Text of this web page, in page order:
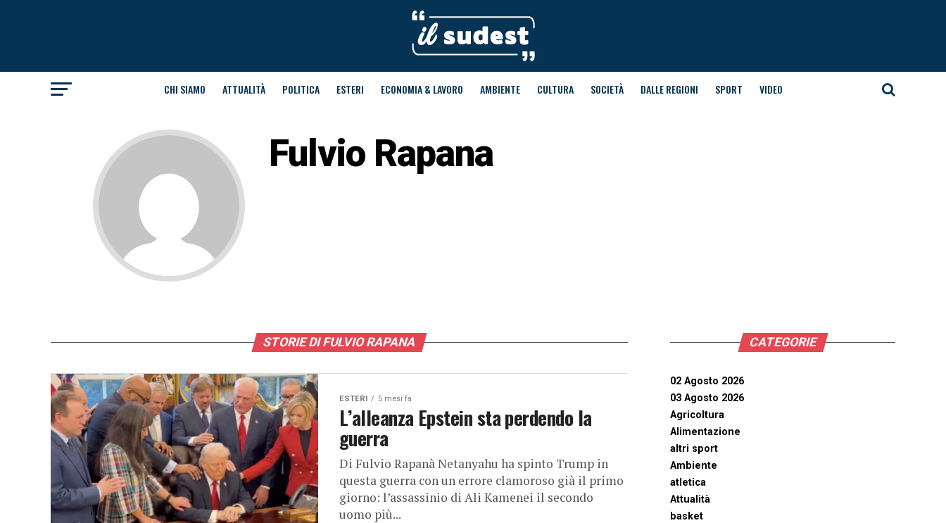
CHI SIAMO ATTUALITÀ POLITICA ESTERI ECONOMIA & LAVORO AMBIENTE CULTURA SOCIETÀ DALLE REGIONI SPORT VIDEO
Fulvio Rapana
STORIE DI FULVIO RAPANA
ESTERI 5 mesi fa
L’alleanza Epstein sta perdendo la
guerra
Di Fulvio Rapanà Netanyahu ha spinto Trump in
questa guerra con un errore clamoroso già il primo
giorno: l’assassinio di Ali Kamenei il secondo
uomo più...
CATEGORIE
02 Agosto 2026
03 Agosto 2026
Agricoltura
Alimentazione
altri sport
Ambiente
atletica
Attualità
basket